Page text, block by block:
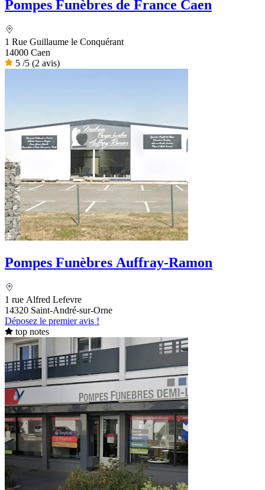
Pompes Funèbres de France Caen
1 Rue Guillaume le Conquérant
14000 Caen
5 /5 (2 avis)
Pompes Funèbres Auffray-Ramon
1 rue Alfred Lefevre
14320 Saint-André-sur-Orne
Déposez le premier avis !
top notes